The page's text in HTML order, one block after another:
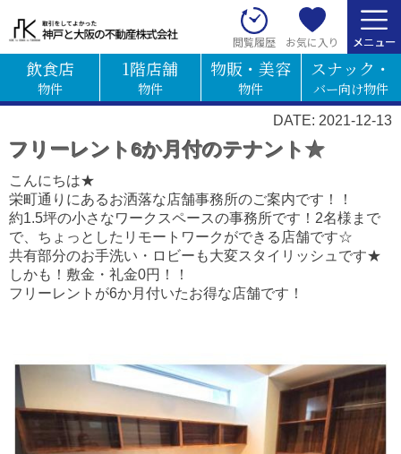
閲覧履歴 お気に入り
飲食店
物件
1階店舗
物件
物販・美容
物件
スナック・
バー向け物件
DATE: 2021-12-13
フリーレント6か月付のテナント★
こんにちは★
栄町通りにあるお洒落な店舗事務所のご案内です！！
約1.5坪の小さなワークスペースの事務所です！2名様まで
で、ちょっとしたリモートワークができる店舗です☆
共有部分のお手洗い・ロビーも大変スタイリッシュです★
しかも！敷金・礼金0円！！
フリーレントが6か月付いたお得な店舗です！